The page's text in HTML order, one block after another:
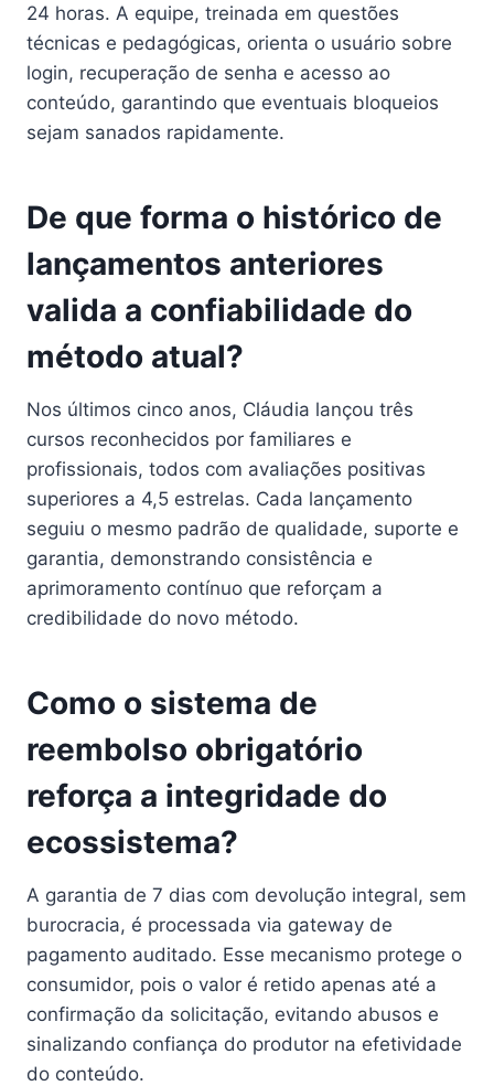
24 horas. A equipe, treinada em questões
técnicas e pedagógicas, orienta o usuário sobre
login, recuperação de senha e acesso ao
conteúdo, garantindo que eventuais bloqueios
sejam sanados rapidamente.
De que forma o histórico de
lançamentos anteriores
valida a confiabilidade do
método atual?
Nos últimos cinco anos, Cláudia lançou três
cursos reconhecidos por familiares e
profissionais, todos com avaliações positivas
superiores a 4,5 estrelas. Cada lançamento
seguiu o mesmo padrão de qualidade, suporte e
garantia, demonstrando consistência e
aprimoramento contínuo que reforçam a
credibilidade do novo método.
Como o sistema de
reembolso obrigatório
reforça a integridade do
ecossistema?
A garantia de 7 dias com devolução integral, sem
burocracia, é processada via gateway de
pagamento auditado. Esse mecanismo protege o
consumidor, pois o valor é retido apenas até a
confirmação da solicitação, evitando abusos e
sinalizando confiança do produtor na efetividade
do conteúdo.